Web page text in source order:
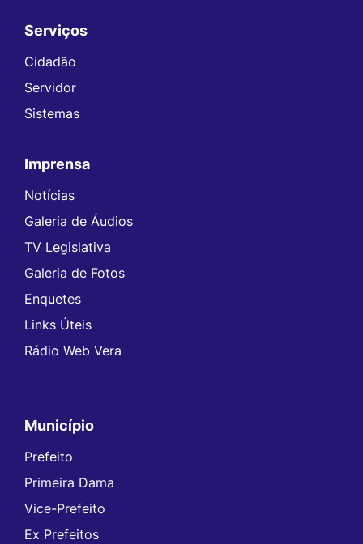
Seção do Rodapé e Contato
Serviços
Cidadão
Servidor
Sistemas
Imprensa
Notícias
Galeria de Áudios
TV Legislativa
Galeria de Fotos
Enquetes
Links Úteis
Rádio Web Vera
Município
Prefeito
Primeira Dama
Vice-Prefeito
Ex Prefeitos